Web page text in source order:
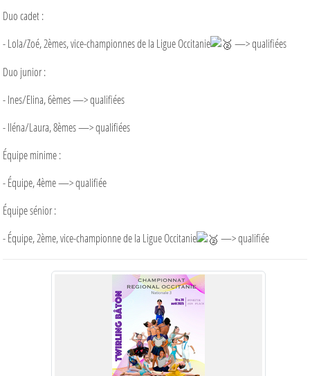
Duo cadet :
- Lola/Zoé, 2èmes, vice-championnes de la Ligue Occitanie
—> qualifiées
Duo junior :
- Ines/Elina, 6èmes —> qualifiées
- Iléna/Laura, 8èmes —> qualifiées
Équipe minime :
- Équipe, 4ème —> qualifiée
Équipe sénior :
- Équipe, 2ème, vice-championne de la Ligue Occitanie
—> qualifiée